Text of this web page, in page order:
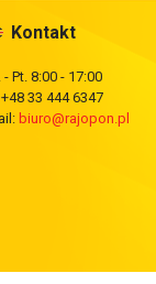
Kontakt
- Pt. 8:00 - 17:00
+48 33 444 6347
biuro@rajopon.pl